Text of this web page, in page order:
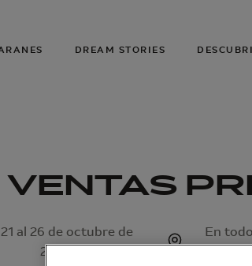
DREAM STORIES
VENTAS
al 26 de octubre de
2024
En